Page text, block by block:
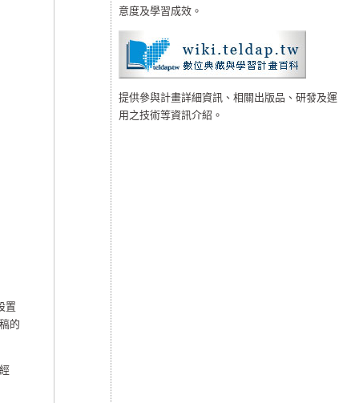
意度及學習成效。
提供參與計畫詳細資訊、相關出版品、研發及運
用之技術等資訊介紹。
置
的